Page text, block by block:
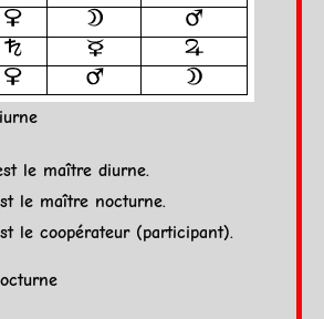
le maître diurne.
le maître nocturne.
le coopérateur (participant).